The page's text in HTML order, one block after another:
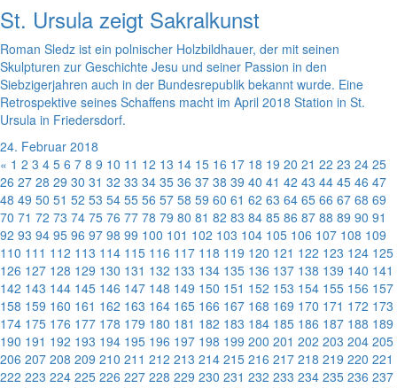
St. Ursula zeigt Sakralkunst
Roman Sledz ist ein polnischer Holzbildhauer, der mit seinen
Skulpturen zur Geschichte Jesu und seiner Passion in den
Siebzigerjahren auch in der Bundesrepublik bekannt wurde. Eine
Retrospektive seines Schaffens macht im April 2018 Station in St.
Ursula in Friedersdorf.
24. Februar 2018
« 1 2 3 4 5 6 7 8 9 10 11 12 13 14 15 16 17 18 19 20 21 22 23 24 25
26 27 28 29 30 31 32 33 34 35 36 37 38 39 40 41 42 43 44 45 46 47
48 49 50 51 52 53 54 55 56 57 58 59 60 61 62 63 64 65 66 67 68 69
70 71 72 73 74 75 76 77 78 79 80 81 82 83 84 85 86 87 88 89 90 91
92 93 94 95 96 97 98 99 100 101 102 103 104 105 106 107 108 109
110 111 112 113 114 115 116 117 118 119 120 121 122 123 124 125
126 127 128 129 130 131 132 133 134 135 136 137 138 139 140 141
142 143 144 145 146 147 148 149 150 151 152 153 154 155 156 157
158 159 160 161 162 163 164 165 166 167 168 169 170 171 172 173
174 175 176 177 178 179 180 181 182 183 184 185 186 187 188 189
190 191 192 193 194 195 196 197 198 199 200 201 202 203 204 205
206 207 208 209 210 211 212 213 214 215 216 217 218 219 220 221
222 223 224 225 226 227 228 229 230 231 232 233 234 235 236 237